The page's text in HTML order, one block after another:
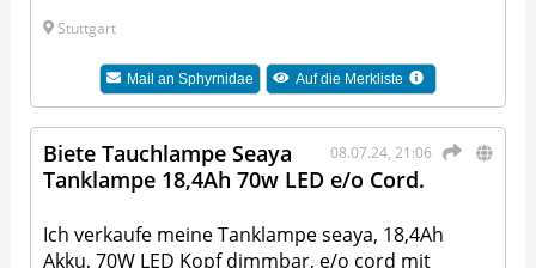
Stuttgart
Mail an Sphyrnidae Auf die Merkliste
08.07.24, 21:06
Biete Tauchlampe Seaya
Tanklampe 18,4Ah 70w LED e/o Cord.
Ich verkaufe meine Tanklampe seaya, 18,4Ah
Akku, 70W LED Kopf dimmbar, e/o cord mit